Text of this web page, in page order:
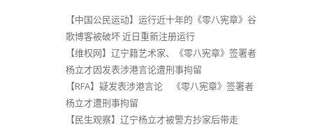
【中国公民运动】运行近十年的《零八宪章》谷
歌博客被破坏 近日重新注册运行
【维权网】辽宁籍艺术家、《零八宪章》签署者
杨立才因发表涉港言论遭刑事拘留
【RFA】疑发表涉港言论 《零八宪章》签署者
杨立才遭刑事拘留
【民生观察】辽宁杨立才被警方抄家后带走